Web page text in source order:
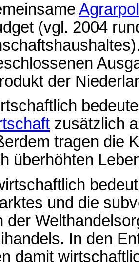
(vgl. 2004
der
zusätzlich
tragen die
überhöhten
und die
der
In den
damit